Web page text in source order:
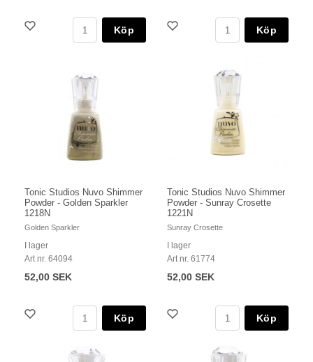
Köp Köp
Tonic Studios Nuvo Shimmer
Powder - Golden Sparkler
1218N
Golden Sparkler
I lager
Art nr. 64094
52,00 SEK
Köp
Tonic Studios Nuvo Shimmer
Powder - Sunray Crosette
1221N
Sunray Crosette
I lager
Art nr. 61774
52,00 SEK
Köp